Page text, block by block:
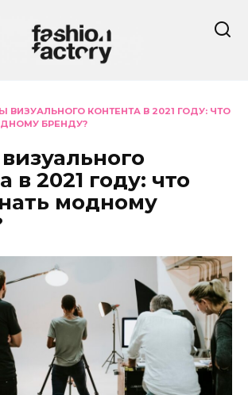
ВИЗУАЛЬНОГО КОНТЕНТА В 2021 ГОДУ: ЧТО
БРЕНДУ?
в 2021 году: что
модному